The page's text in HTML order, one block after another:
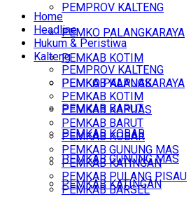
PEMPROV KALTENG
PEMKO PALANGKARAYA
PEMKAB KOTIM
PEMKAB KAPUAS
PEMKAB BARUT
PEMKAB KOBAR
PEMKAB GUNUNG MAS
PEMKAB KATINGAN
Home
Headline
Hukum & Peristiwa
Kalteng
PEMPROV KALTENG
PEMKO PALANGKARAYA
PEMKAB KOTIM
PEMKAB KAPUAS
PEMKAB BARUT
PEMKAB KOBAR
PEMKAB GUNUNG MAS
PEMKAB KATINGAN
PEMKAB PULANG PISAU
PEMKAB BARSEL